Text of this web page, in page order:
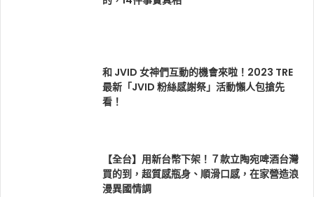
和 JVID 女神們互動的機會來啦！2023 TRE
最新「JVID 粉絲感謝祭」活動懶人包搶先
看！
【全台】用新台幣下架！７款立陶宛啤酒台灣
買的到，超質感瓶身、順滑口感，在家營造浪
漫異國情調